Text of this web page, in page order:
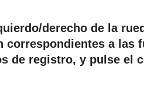
derecho de la
a las
de registro, y pulse el